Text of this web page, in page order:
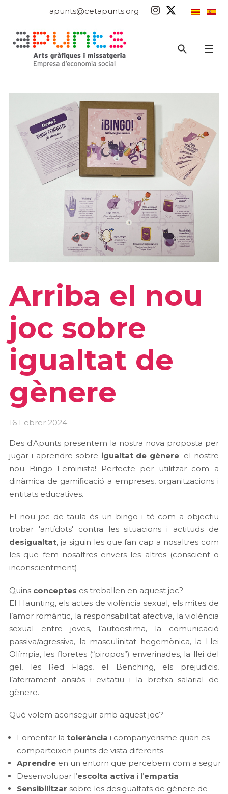
apunts@cetapunts.org
Arriba el nou
joc sobre
igualtat de
gènere
16 Febrer 2024
Des d'Apunts presentem la nostra nova proposta per
jugar i aprendre sobre igualtat de gènere: el nostre
nou Bingo Feminista! Perfecte per utilitzar com a
dinàmica de gamificació a empreses, organitzacions i
entitats educatives.
El nou joc de taula és un bingo i té com a objectiu
trobar 'antídots' contra les situacions i actituds de
desigualtat, ja siguin les que fan cap a nosaltres com
les que fem nosaltres envers les altres (conscient o
inconscientment).
Quins conceptes es treballen en aquest joc?
El Haunting, els actes de violència sexual, els mites de
l’amor romàntic, la responsabilitat afectiva, la violència
sexual entre joves, l’autoestima, la comunicació
passiva/agressiva, la masculinitat hegemònica, la Llei
Olímpia, les floretes (“piropos”) enverinades, la llei del
gel, les Red Flags, el Benching, els prejudicis,
l’aferrament ansiós i evitatiu i la bretxa salarial de
gènere.
Què volem aconseguir amb aquest joc?
Fomentar la tolerància i companyerisme quan es
comparteixen punts de vista diferents
Aprendre en un entorn que percebem com a segur
Desenvolupar l’escolta activa i l’empatia
Sensibilitzar sobre les desigualtats de gènere de